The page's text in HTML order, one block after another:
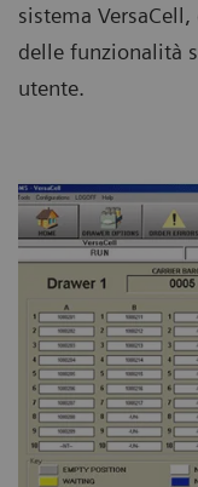
sistema
delle funzionalità
utente.